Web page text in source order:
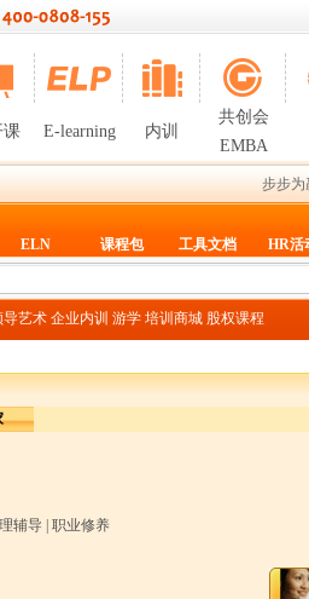
课 E-learning 内训
共创会
EMBA
步步为
ELN 课程包 工具文档 HR活
导艺术 企业内训 游学 培训商城 股权课程
辅导
职业修养